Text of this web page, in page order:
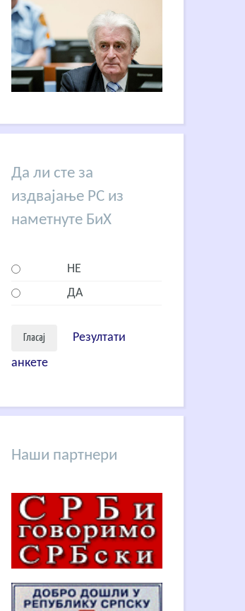
Да ли сте за
издвајање РС из
наметнуте БиХ
НЕ
ДА
Резултати
анкете
Наши партнери